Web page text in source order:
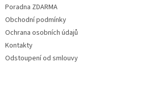
Poradna ZDARMA
Obchodní podmínky
Ochrana osobních údajů
Kontakty
Odstoupení od smlouvy